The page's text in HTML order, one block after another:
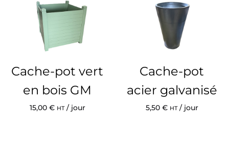
Cache-pot vert
en bois GM
15,00 € HT/ jour
Cache-pot
acier galvanisé
5,50 € HT/ jour